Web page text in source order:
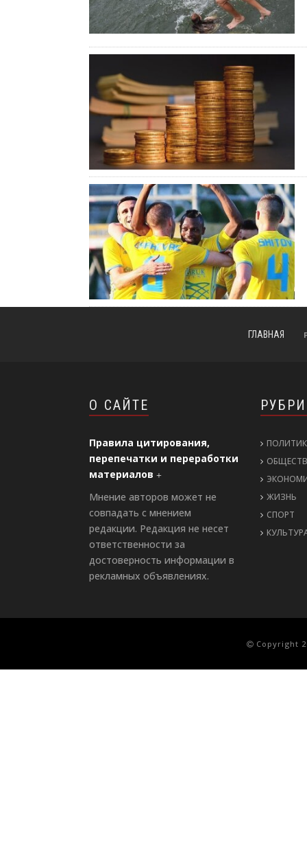
ГЛАВНАЯ
О САЙТЕ
Правила цитирования,
перепечатки и переработки
материалов
Мнение авторов может не
совпадать с мнением
редакции. Редакция не несет
ответственности за
достоверность информации в
рекламных объявлениях.
ЖИЗНЬ
СПОРТ
Copyright